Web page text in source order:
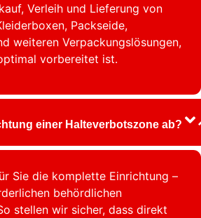
Verleih und Lieferung von
Packseide,
weiteren Verpackungslösungen,
vorbereitet ist.
einer Halteverbotszone ab?
Sie die komplette Einrichtung –
behördlichen
stellen wir sicher, dass direkt